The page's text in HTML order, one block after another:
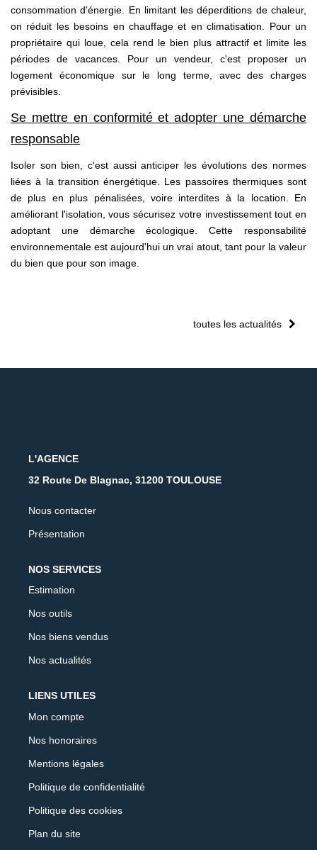
consommation d'énergie. En limitant les déperditions de chaleur,
on réduit les besoins en chauffage et en climatisation. Pour un
propriétaire qui loue, cela rend le bien plus attractif et limite les
périodes de vacances. Pour un vendeur, c'est proposer un
logement économique sur le long terme, avec des charges
prévisibles.
Se mettre en conformité et adopter une démarche
responsable
Isoler son bien, c'est aussi anticiper les évolutions des normes
liées à la transition énergétique. Les passoires thermiques sont
de plus en plus pénalisées, voire interdites à la location. En
améliorant l'isolation, vous sécurisez votre investissement tout en
adoptant une démarche écologique. Cette responsabilité
environnementale est aujourd'hui un vrai atout, tant pour la valeur
du bien que pour son image.
toutes les actualités
L'AGENCE
32 Route De Blagnac, 31200 TOULOUSE
Nous contacter
Présentation
NOS SERVICES
Estimation
Nos outils
Nos biens vendus
Nos actualités
LIENS UTILES
Mon compte
Nos honoraires
Mentions légales
Politique de confidentialité
Politique des cookies
Plan du site